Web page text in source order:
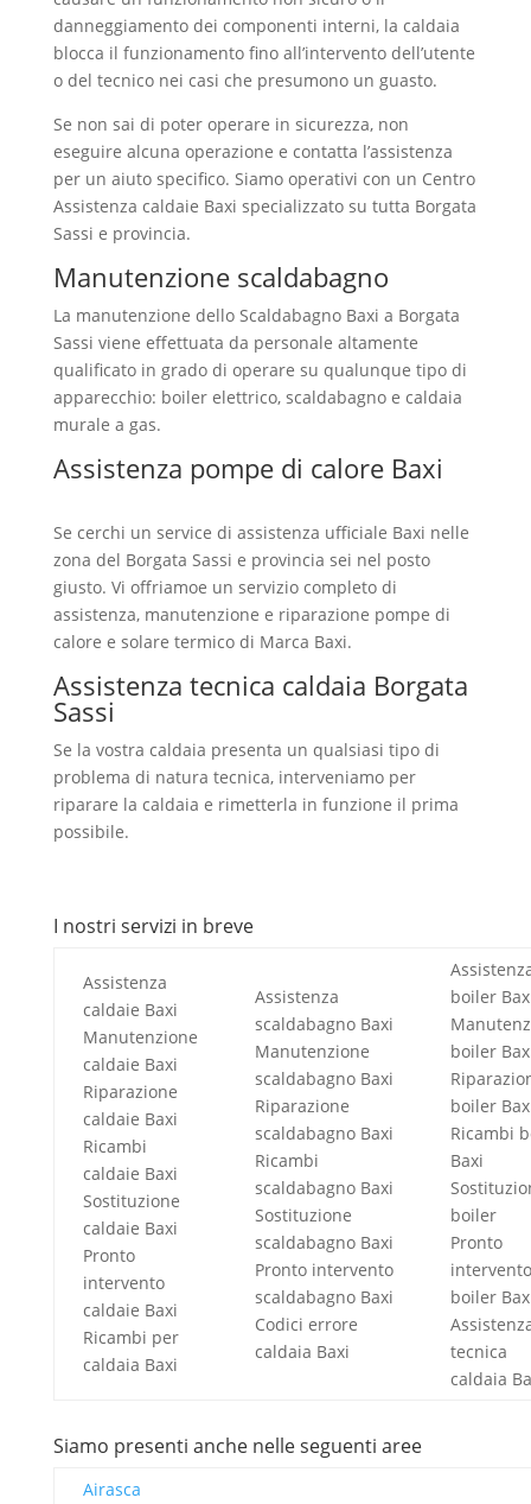
danneggiamento dei componenti interni, la caldaia
blocca il funzionamento fino all’intervento dell’utente
o del tecnico nei casi che presumono un guasto.
Se non sai di poter operare in sicurezza, non
eseguire alcuna operazione e contatta l’assistenza
per un aiuto specifico. Siamo operativi con un Centro
Assistenza caldaie Baxi specializzato su tutta Borgata
Sassi e provincia.
Manutenzione scaldabagno
La manutenzione dello Scaldabagno Baxi a Borgata
Sassi viene effettuata da personale altamente
qualificato in grado di operare su qualunque tipo di
apparecchio: boiler elettrico, scaldabagno e caldaia
murale a gas.
Assistenza pompe di calore Baxi
Borgata Sassi
Se cerchi un service di assistenza ufficiale Baxi nelle
zona del Borgata Sassi e provincia sei nel posto
giusto. Vi offriamoe un servizio completo di
assistenza, manutenzione e riparazione pompe di
calore e solare termico di Marca Baxi.
Assistenza tecnica caldaia Borgata
Sassi
Se la vostra caldaia presenta un qualsiasi tipo di
problema di natura tecnica, interveniamo per
riparare la caldaia e rimetterla in funzione il prima
possibile.
I nostri servizi in breve
Assistenza
caldaie Baxi
Manutenzione
caldaie Baxi
Riparazione
caldaie Baxi
Ricambi
caldaie Baxi
Sostituzione
caldaie Baxi
Pronto
intervento
caldaie Baxi
Ricambi per
caldaia Baxi
Assistenza
scaldabagno Baxi
Manutenzione
scaldabagno Baxi
Riparazione
scaldabagno Baxi
Ricambi
scaldabagno Baxi
Sostituzione
scaldabagno Baxi
Pronto intervento
scaldabagno Baxi
Codici errore
caldaia Baxi
boiler
boiler
boiler
Ricambi
Baxi
boiler
Pronto
intervento
boiler
tecnica
caldaia
Siamo presenti anche nelle seguenti aree
Airasca